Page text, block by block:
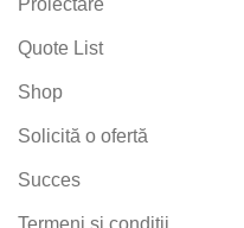
Proiectare
Quote List
Shop
Solicită o ofertă
Succes